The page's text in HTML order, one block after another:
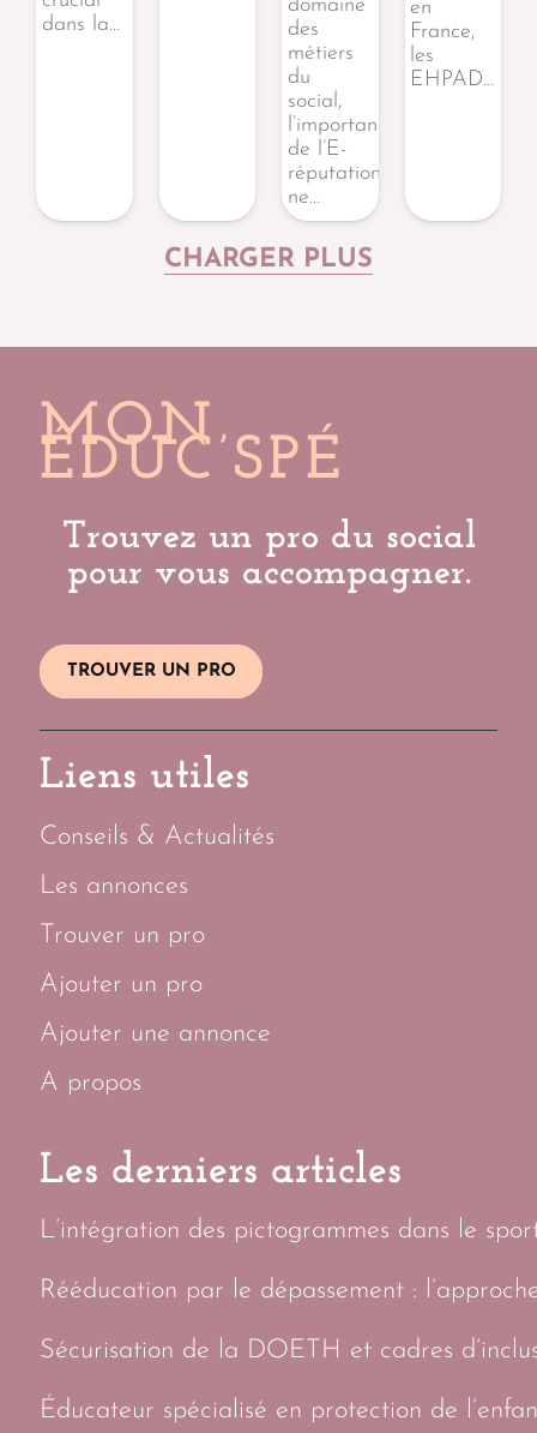
dans la…
domaine
des
métiers
du
social,
l’importance
de l’E-
réputation
ne…
en
France,
les
EHPAD…
CHARGER PLUS
MON
ÉDUC’SPÉ
Trouvez un pro du social
pour vous accompagner.
TROUVER UN PRO
Liens utiles
Conseils & Actualités
Les annonces
Trouver un pro
Ajouter un pro
Ajouter une annonce
A propos
Les derniers articles
L’intégration des pictogrammes dans le
Rééducation par le dépassement :
Sécurisation de la DOETH et cadres
Éducateur spécialisé en protection de